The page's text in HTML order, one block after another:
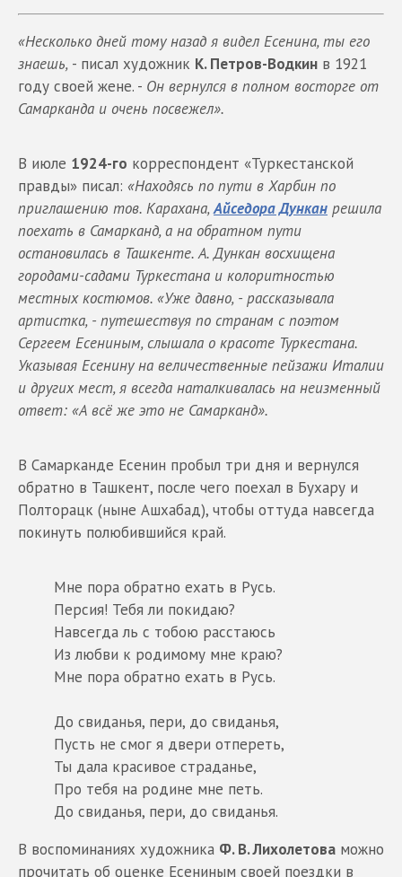
«Несколько дней тому назад я видел Есенина, ты его
знаешь, - писал художник К. Петров-Водкин в 1921
году своей жене. - Он вернулся в полном восторге от
Самарканда и очень посвежел».
В июле 1924-го корреспондент «Туркестанской
правды» писал: «Находясь по пути в Харбин по
приглашению тов. Карахана,Айседора Дункан решила
поехать в Самарканд, а на обратном пути
остановилась в Ташкенте. А. Дункан восхищена
городами-садами Туркестана и колоритностью
местных костюмов. «Уже давно, - рассказывала
артистка, - путешествуя по странам с поэтом
Сергеем Есениным, слышала о красоте Туркестана.
Указывая Есенину на величественные пейзажи Италии
и других мест, я всегда наталкивалась на неизменный
ответ: «А всё же это не Самарканд».
В Самарканде Есенин пробыл три дня и вернулся
обратно в Ташкент, после чего поехал в Бухару и
Полторацк (ныне Ашхабад), чтобы оттуда навсегда
покинуть полюбившийся край.
Мне пора обратно ехать в Русь.
Персия! Тебя ли покидаю?
Навсегда ль с тобою расстаюсь
Из любви к родимому мне краю?
Мне пора обратно ехать в Русь.
До свиданья, пери, до свиданья,
Пусть не смог я двери отпереть,
Ты дала красивое страданье,
Про тебя на родине мне петь.
До свиданья, пери, до свиданья.
В воспоминаниях художника Ф. В. Лихолетова можно
прочитать об оценке Есениным своей поездки в